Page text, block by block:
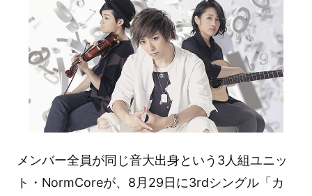
メンバー全員が同じ音大出身という3人組ユニッ
ト・NormCoreが、8月29日に3rdシングル「カ